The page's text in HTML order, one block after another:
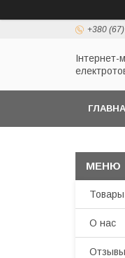
+380
Інтернет-
Товары
О нас
Отзывы